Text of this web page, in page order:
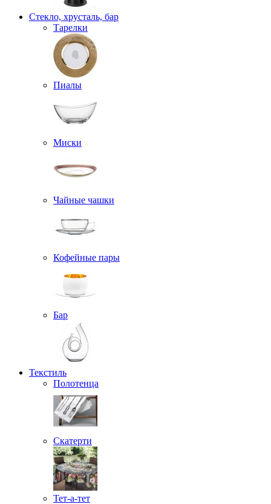
Стекло, хрусталь, бар
Тарелки
Пиалы
Миски
Чайные чашки
Кофейные пары
Бар
Текстиль
Полотенца
Скатерти
Тет-а-тет